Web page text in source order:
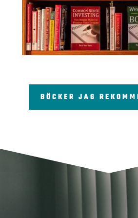
BÖCKER JAG